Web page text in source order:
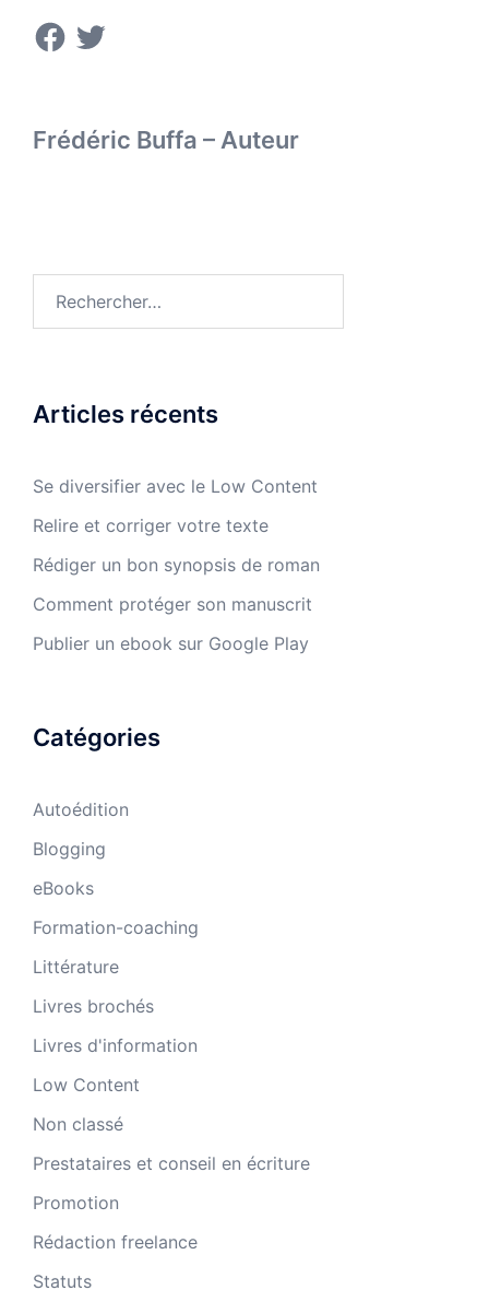
Facebook
Twitter
Frédéric Buffa – Auteur
Articles récents
Se diversifier avec le Low Content
Relire et corriger votre texte
Rédiger un bon synopsis de roman
Comment protéger son manuscrit
Publier un ebook sur Google Play
Catégories
Autoédition
Blogging
eBooks
Formation-coaching
Littérature
Livres brochés
Livres d'information
Low Content
Non classé
Prestataires et conseil en écriture
Promotion
Rédaction freelance
Statuts